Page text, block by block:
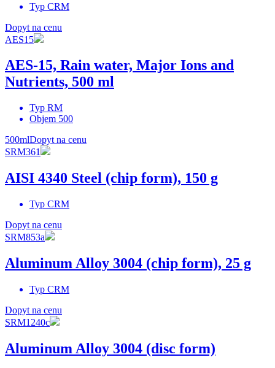
Typ CRM
Dopyt na cenu
AES15
AES-15, Rain water, Major Ions and
Nutrients, 500 ml
Typ RM
Objem 500
500mlDopyt na cenu
SRM361
AISI 4340 Steel (chip form), 150 g
Typ CRM
Dopyt na cenu
SRM853a
Aluminum Alloy 3004 (chip form), 25 g
Typ CRM
Dopyt na cenu
SRM1240c
Aluminum Alloy 3004 (disc form)